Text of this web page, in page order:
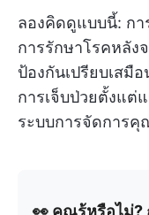
ลองคิดดูแบบนี้: กา
การรักษาโรคหลัง
ป้องกันเปรียบเสมื
การเจ็บป่วยตั้งแต่
ระบบการจัดการ
👀 คุณรู้หรือไม่?